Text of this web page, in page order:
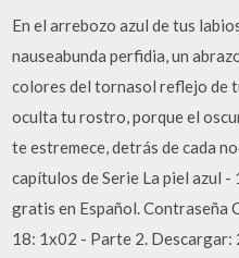
En el arrebozo azul de tus
nauseabunda perfidia, un
colores del tornasol reflejo de
oculta tu rostro, porque el
te estremece, detrás de cada
capítulos de Serie La piel azul
gratis en Español.
18: 1x02 - Parte 2.